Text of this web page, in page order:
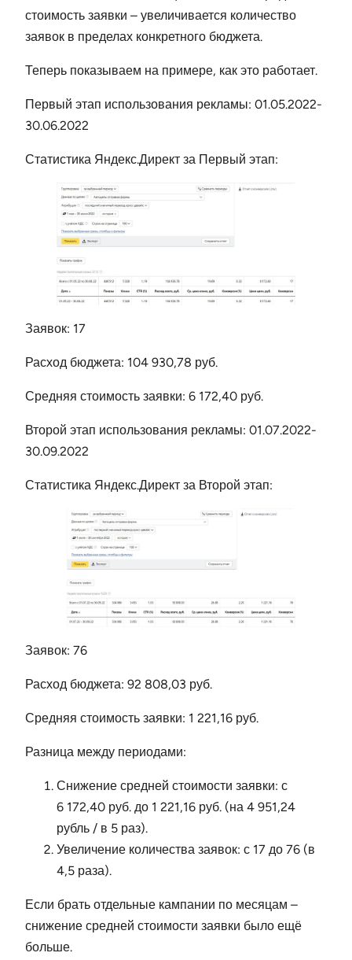
стоимость заявки – увеличивается количество
заявок в пределах конкретного бюджета.
Теперь показываем на примере, как это работает.
Первый этап использования рекламы: 01.05.2022-
30.06.2022
Статистика Яндекс.Директ за Первый этап:
Заявок: 17
Расход бюджета: 104 930,78 руб.
Средняя стоимость заявки: 6 172,40 руб.
Второй этап использования рекламы: 01.07.2022-
30.09.2022
Статистика Яндекс.Директ за Второй этап:
Заявок: 76
Расход бюджета: 92 808,03 руб.
Средняя стоимость заявки: 1 221,16 руб.
Разница между периодами:
Снижение средней стоимости заявки: с
6 172,40 руб. до 1 221,16 руб. (на 4 951,24
рубль / в 5 раз).
Увеличение количества заявок: с 17 до 76 (в
4,5 раза).
Если брать отдельные кампании по месяцам –
снижение средней стоимости заявки было ещё
больше.